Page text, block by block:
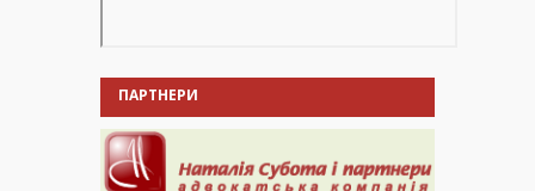
ПАРТНЕРИ